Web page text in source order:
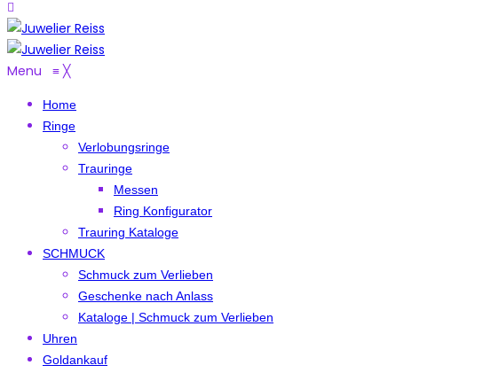
Menu ≡ ╳
Home
Ringe
Verlobungsringe
Trauringe
Messen
Ring Konfigurator
Trauring Kataloge
SCHMUCK
Schmuck zum Verlieben
Geschenke nach Anlass
Kataloge | Schmuck zum Verlieben
Uhren
Goldankauf